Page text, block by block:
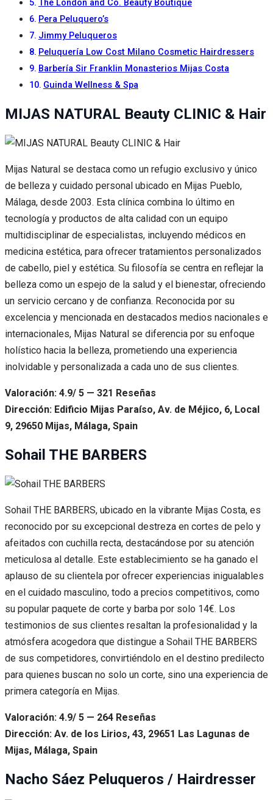
The London and Co. Beauty Boutique
Pera Peluquero’s
Jimmy Peluqueros
Peluquería Low Cost Milano Cosmetic Hairdressers
Barbería Sir Franklin Monasterios Mijas Costa
Guinda Wellness & Spa
MIJAS NATURAL Beauty CLINIC & Hair
Mijas Natural se destaca como un refugio exclusivo y único
de belleza y cuidado personal ubicado en Mijas Pueblo,
Málaga, desde 2003. Esta clínica combina lo último en
tecnología y productos de alta calidad con un equipo
multidisciplinar de especialistas, incluyendo médicos en
medicina estética, para ofrecer tratamientos personalizados
de cabello, piel y estética. Su filosofía se centra en reflejar la
belleza como un espejo de la salud y el bienestar, ofreciendo
un servicio cercano y de confianza. Reconocida por su
excelencia y mencionada en destacados medios nacionales e
internacionales, Mijas Natural se diferencia por su enfoque
holístico hacia la belleza, prometiendo una experiencia
inolvidable y personalizada a cada uno de sus clientes.
Valoración: 4.9/ 5 — 321 Reseñas
Dirección: Edificio Mijas Paraíso, Av. de Méjico, 6, Local
9, 29650 Mijas, Málaga, Spain
Sohail THE BARBERS
Sohail THE BARBERS, ubicado en la vibrante Mijas Costa, es
reconocido por su excepcional destreza en cortes de pelo y
afeitados con cuchilla recta, destacándose por su atención
meticulosa al detalle. Este establecimiento se ha ganado el
aplauso de su clientela por ofrecer experiencias inigualables
en el cuidado masculino, todo a precios competitivos, como
su popular paquete de corte y barba por solo 14€. Los
testimonios de sus clientes resaltan la profesionalidad y la
atmósfera acogedora que distingue a Sohail THE BARBERS
de sus competidores, convirtiéndolo en el destino predilecto
para quienes buscan no solo un corte, sino una experiencia de
primera categoría en Mijas.
Valoración: 4.9/ 5 — 264 Reseñas
Dirección: Av. de los Lirios, 43, 29651 Las Lagunas de
Mijas, Málaga, Spain
Nacho Sáez Peluqueros / Hairdresser